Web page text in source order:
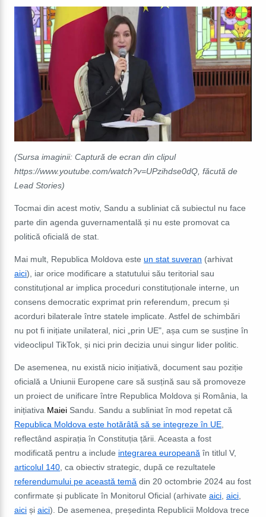
(Sursa imaginii: Captură de ecran din clipul
https://www.youtube.com/watch?v=UPzihdse0dQ, făcută de
Lead Stories)
Tocmai din acest motiv, Sandu a subliniat că subiectul nu face
parte din agenda guvernamentală și nu este promovat ca
politică oficială de stat.
Mai mult, Republica Moldova este un stat suveran (arhivat
aici), iar orice modificare a statutului său teritorial sau
constituțional ar implica proceduri constituționale interne, un
consens democratic exprimat prin referendum, precum și
acorduri bilaterale între statele implicate. Astfel de schimbări
nu pot fi inițiate unilateral , nici „prin UE", așa cum se susține în
videoclipul TikTok, și nici prin decizia unui singur lider politic.
De asemenea, nu există nicio inițiativă, document sau poziție
oficială a Uniunii Europene care să susțină sau să promoveze
un proiect de unificare între Republica Moldova și România, la
inițiativa Maiei Sandu. Sandu a subliniat în mod repetat că
Republica Moldova este hotărâtă să se integreze în UE
reflectând aspirația în Constituția țării. Aceasta a fost
modificată pentru a include integrarea europeană în titlul V,
articolul 140 , ca obiectiv strategic, după ce rezultatele
referendumului pe această temă din 20 octombrie 2024 au fost
confirmate și publicate în Monitorul Oficial (arhivate aici aici
aici și aici). De asemenea, președinta Republicii Moldova trece